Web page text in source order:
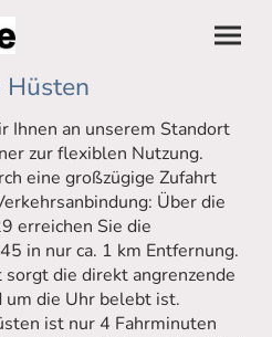
Ihnen an unserem Standort
zur flexiblen Nutzung.
eine großzügige Zufahrt
Über die
erreichen Sie die
in nur ca. 1 km Entfernung.
die direkt angrenzende
die Uhr belebt ist.
ist nur 4 Fahrminuten